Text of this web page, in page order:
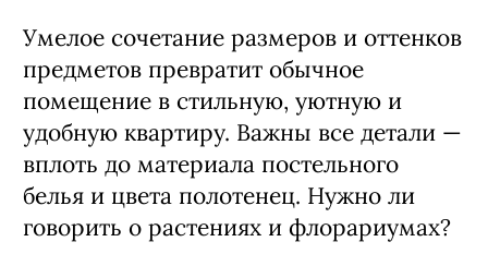
Умелое сочетание размеров и оттенков
предметов превратит обычное
помещение в стильную, уютную и
удобную квартиру. Важны все детали —
вплоть до материала постельного
белья и цвета полотенец. Нужно ли
говорить о растениях и флорариумах?